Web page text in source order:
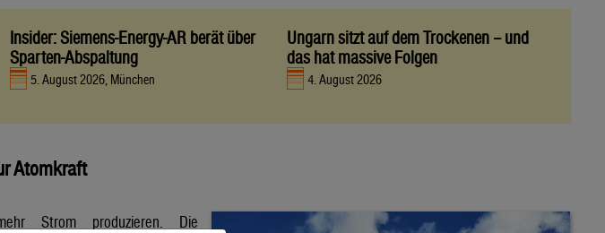
Insider: Siemens-Energy-AR berät über
Sparten-Abspaltung
5. August 2026, München
Ungarn sitzt auf dem Trockenen – und
das hat massive Folgen
4. August 2026
Atomkraft
Strom produzieren. Die